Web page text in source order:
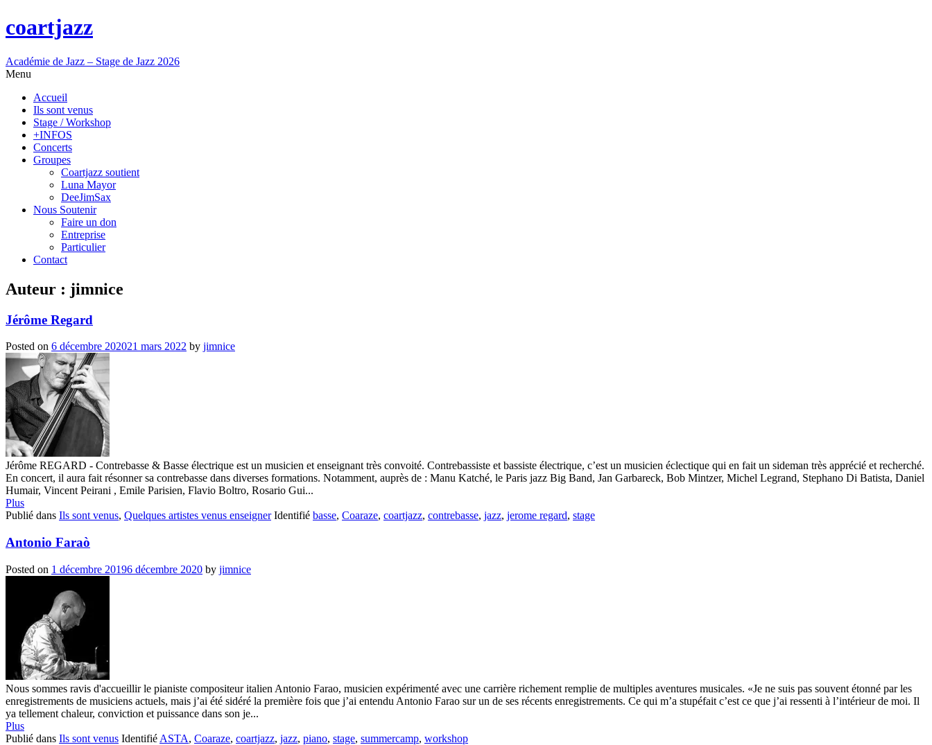
coartjazz
Académie de Jazz – Stage de Jazz 2026
Menu
Accueil
Ils sont venus
Stage / Workshop
+INFOS
Concerts
Groupes
Coartjazz soutient
Luna Mayor
DeeJimSax
Nous Soutenir
Faire un don
Entreprise
Particulier
Contact
Auteur : jimnice
Jérôme Regard
Posted on 6 décembre 202021 mars 2022 by jimnice
Jérôme REGARD - Contrebasse & Basse électrique est un musicien et enseignant très convoité. Contrebassiste et bassiste électrique, c’est un musicien éclectique qui en fait un sideman très apprécié et recherché.
En concert, il aura fait résonner sa contrebasse dans diverses formations. Notamment, auprès de : Manu Katché, le Paris jazz Big Band, Jan Garbareck, Bob Mintzer, Michel Legrand, Stephano Di Batista, Daniel
Humair, Vincent Peirani , Emile Parisien, Flavio Boltro, Rosario Gui...
Plus
Publié dans Ils sont venus, Quelques artistes venus enseigner Identifié basse, Coaraze, coartjazz, contrebasse, jazz, jerome regard, stage
Antonio Faraò
Posted on 1 décembre 20196 décembre 2020 by jimnice
Nous sommes ravis d'accueillir le pianiste compositeur italien Antonio Farao, musicien expérimenté avec une carrière richement remplie de multiples aventures musicales. «Je ne suis pas souvent étonné par les
enregistrements de musiciens actuels, mais j’ai été sidéré la première fois que j’ai entendu Antonio Farao sur un de ses récents enregistrements. Ce qui m’a stupéfait c’est ce que j’ai ressenti à l’intérieur de moi. Il
ya tellement chaleur, conviction et puissance dans son je...
Plus
Publié dans Ils sont venus Identifié ASTA, Coaraze, coartjazz, jazz, piano, stage, summercamp, workshop